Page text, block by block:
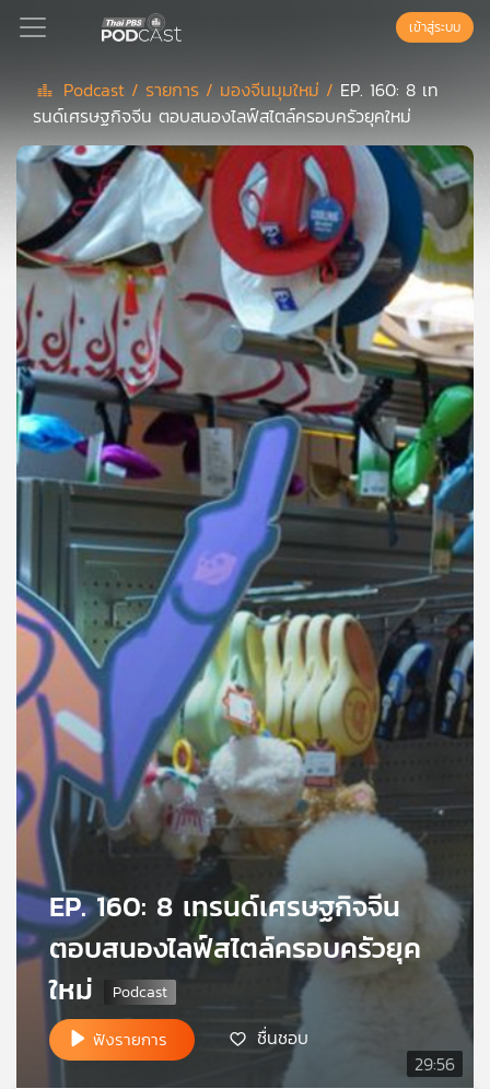
Podcast
เพล
ลิ
สต์
แนะนำ
เพล
ย์
ลิ
สต์
ของ
เพลง
บทความ
ข่าว
และ
กิจกรรม
เกี่ยว
กับ
เรา
เครือ
เข้าสู่ระบบ
Podcast / รายการ / มองจีนมุมใหม่ / EP. 160: 8 เท
รนด์เศรษฐกิจจีน ตอบสนองไลฟ์สไตล์ครอบครัวยุคใหม่
29:56
EP. 160: 8 เทรนด์เศรษฐกิจจีน
ตอบสนองไลฟ์สไตล์ครอบครัวยุค
ใหม่
ฟังรายการ ชื่นชอบ